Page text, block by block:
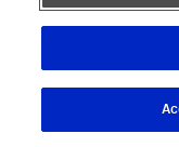
Aviso Legal Política de cookies
Descargar